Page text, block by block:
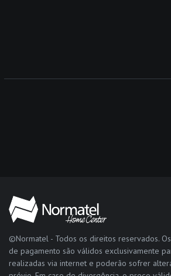
©Normatel - Todos os direitos reservados.
de pagamento são válidos exclusivamente
realizadas via internet e poderão sofrer